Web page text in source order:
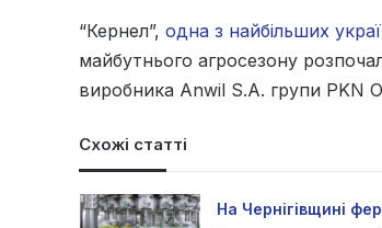
“Кернел”, одна з найбільших
майбутнього агросезону
виробника Anwil S.A. групи PKN
Схожі статті
На Чернігівщині